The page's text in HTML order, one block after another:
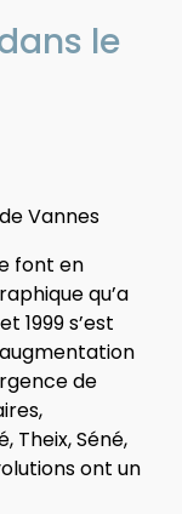
le
font en
qu’a
1999 s’est
de
Theix, Séné,
ont un